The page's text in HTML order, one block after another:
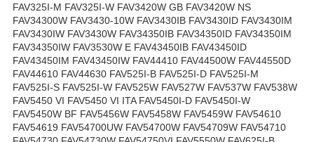
FAV325I-M FAV325I-W FAV3420W GB FAV3420W NS
FAV34300W FAV3430-10W FAV3430IB FAV3430ID FAV3430IM
FAV3430IW FAV3430W FAV34350IB FAV34350ID FAV34350IM
FAV34350IW FAV3530W E FAV43450IB FAV43450ID
FAV43450IM FAV43450IW FAV44410 FAV44500W FAV44550D
FAV44610 FAV44630 FAV525I-B FAV525I-D FAV525I-M
FAV525I-S FAV525I-W FAV525W FAV527W FAV537W FAV538W
FAV5450 VI FAV5450 VI ITA FAV5450I-D FAV5450I-W
FAV5450W BF FAV5456W FAV5458W FAV5459W FAV54610
FAV54619 FAV54700UW FAV54700W FAV54709W FAV54710